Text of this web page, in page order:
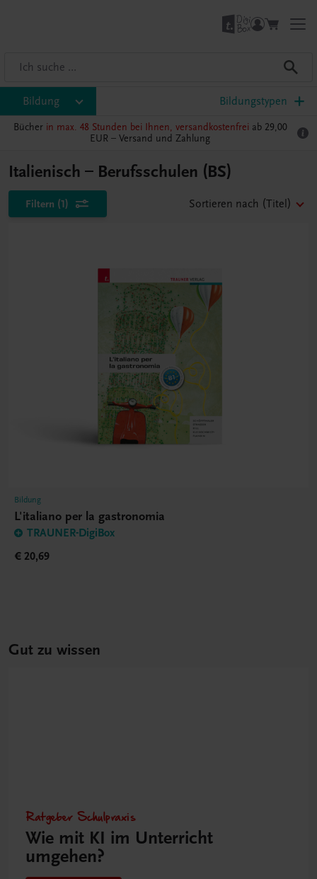
Bildung Bildungstypen
Bücher in max. 48 Stunden bei Ihnen, versandkostenfrei ab 29,00
EUR – Versand und Zahlung
Italienisch – Berufsschulen (BS)
Filtern (1) Sortieren nach (Titel)
Bildung
L'italiano per la gastronomia
TRAUNER-DigiBox
€ 20,69
Gut zu wissen
Ratgeber Schulpraxis
Wie mit KI im Unterricht
umgehen?